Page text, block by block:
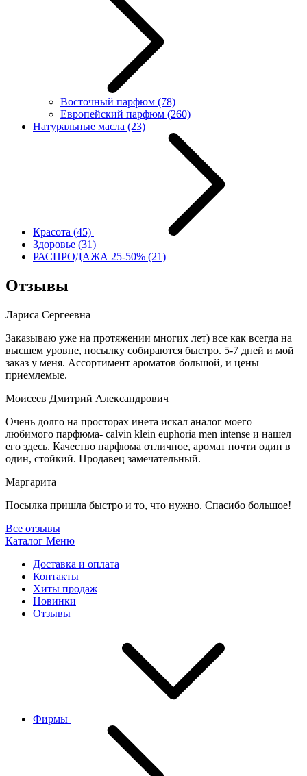
Восточный парфюм (78)
Европейский парфюм (260)
Натуральные масла (23)
Красота (45)
Здоровье (31)
РАСПРОДАЖА 25-50% (21)
Отзывы
Лариса Сергеевна
Заказываю уже на протяжении многих лет) все как всегда на
высшем уровне, посылку собираются быстро. 5-7 дней и мой
заказ у меня. Ассортимент ароматов большой, и цены
приемлемые.
Моисеев Дмитрий Александрович
Очень долго на просторах инета искал аналог моего
любимого парфюма- calvin klein euphoria men intense и нашел
его здесь. Качество парфюма отличное, аромат почти один в
один, стойкий. Продавец замечательный.
Маргарита
Посылка пришла быстро и то, что нужно. Спасибо большое!
Все отзывы
Каталог Меню
Доставка и оплата
Контакты
Хиты продаж
Новинки
Отзывы
Фирмы